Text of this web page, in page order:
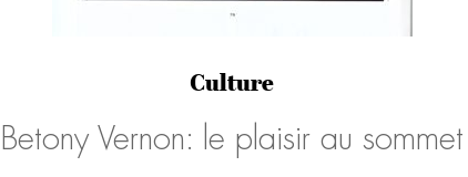
Culture
Betony Vernon: le plaisir au sommet